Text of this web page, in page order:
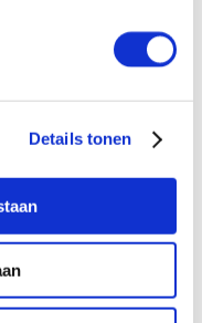
Details tonen
voor